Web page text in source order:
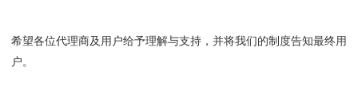
希望各位代理商及用户给予理解与支持，并将我们的制度告知最终用
户。